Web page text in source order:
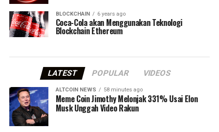
BLOCKCHAIN 6 years ago
Coca-Cola akan Menggunakan Teknologi
Blockchain Ethereum
LATEST POPULAR VIDEOS
ALTCOIN NEWS 58 minutes ago
Meme Coin Jimothy Melonjak 331% Usai Elon
Musk Unggah Video Rakun